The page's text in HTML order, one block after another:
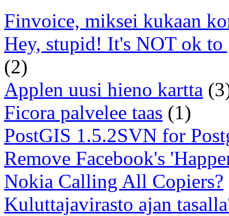
Finvoice, miksei kukaan
Hey, stupid! It's NOT ok to
(2)
Applen uusi hieno kartta
Ficora palvelee taas (1)
PostGIS 1.5.2SVN for
Remove Facebook's
Nokia Calling All Copiers?
Kuluttajavirasto ajan